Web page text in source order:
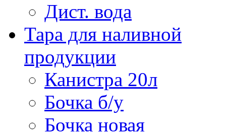
Дист. вода
Тара для наливной
продукции
Канистра 20л
Бочка б/у
Бочка новая